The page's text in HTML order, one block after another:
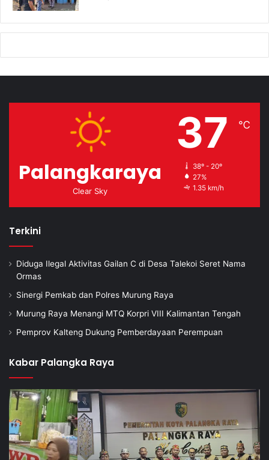
Palangkaraya
Clear Sky
37 ℃
38º - 20º
27%
1.35 km/h
Terkini
Diduga Ilegal Aktivitas Gailan C di Desa Talekoi Seret Nama
Ormas
Sinergi Pemkab dan Polres Murung Raya
Murung Raya Menangi MTQ Korpri VIII Kalimantan Tengah
Pemprov Kalteng Dukung Pemberdayaan Perempuan
Kabar Palangka Raya